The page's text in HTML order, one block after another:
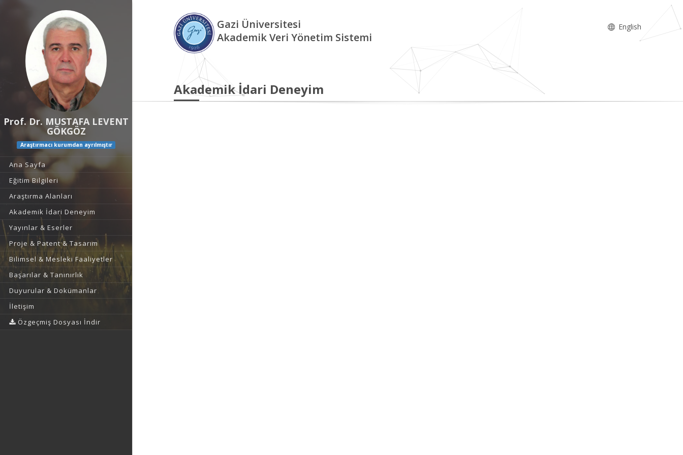
Prof. Dr. MUSTAFA LEVENT
GÖKGÖZ
Araştırmacı kurumdan ayrılmıştır
Ana Sayfa
Eğitim Bilgileri
Araştırma Alanları
Akademik İdari Deneyim
Yayınlar & Eserler
Proje & Patent & Tasarım
Bilimsel & Mesleki Faaliyetler
Başarılar & Tanınırlık
Duyurular & Dokümanlar
İletişim
Özgeçmiş Dosyası İndir
Gazi Üniversitesi
Akademik Veri Yönetim Sistemi
English
Akademik İdari Deneyim